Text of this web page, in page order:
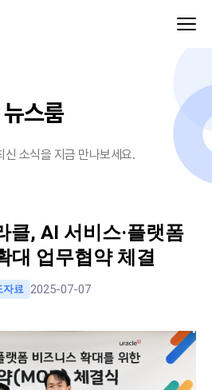
뉴스룸
신 소식을 지금 만나보세요.
클, AI 서비스·플랫폼
대 업무협약 체결
자료 2025-07-07